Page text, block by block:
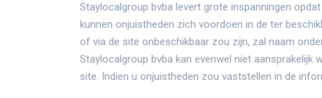
Staylocalgroup bvba levert grote inspanningen
kunnen onjuistheden zich voordoen in de ter
of via de site onbeschikbaar zou zijn, zal naam
Staylocalgroup bvba kan evenwel niet
site. Indien u onjuistheden zou vaststellen in de